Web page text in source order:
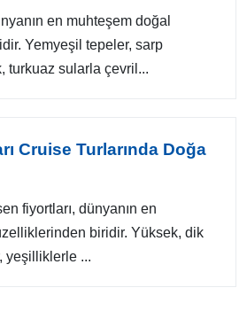
en muhteşem doğal
Yemyeşil tepeler, sarp
turkuaz sularla çevril...
Cruise Turlarında Doğa
fiyortları, dünyanın en
biridir. Yüksek, dik
yeşilliklerle ...